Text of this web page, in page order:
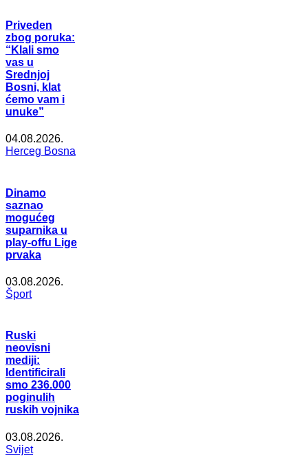
Priveden
zbog poruka:
“Klali smo
vas u
Srednjoj
Bosni, klat
ćemo vam i
unuke”
04.08.2026.
Herceg Bosna
Dinamo
saznao
mogućeg
suparnika u
play-offu Lige
prvaka
03.08.2026.
Šport
Ruski
neovisni
mediji:
Identificirali
smo 236.000
poginulih
ruskih vojnika
03.08.2026.
Svijet